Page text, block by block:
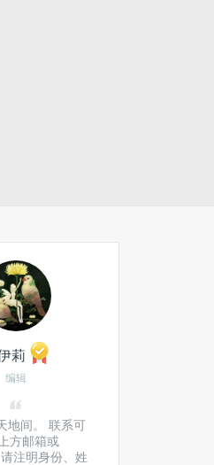
莉
编辑
地间。 联系可
方邮箱或
注明身份、姓